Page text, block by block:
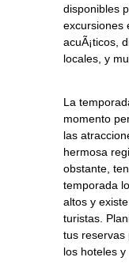
disponibles
excursiones
acuÃ¡ticos,
locales, y
La
momento
las
hermosa
obstante,
temporada
altos y
turistas.
tus reservas
los hoteles